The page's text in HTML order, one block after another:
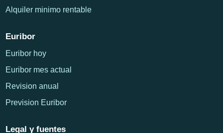
Alquiler minimo rentable
Euribor
Euribor hoy
Euribor mes actual
Revision anual
Prevision Euribor
Legal y fuentes